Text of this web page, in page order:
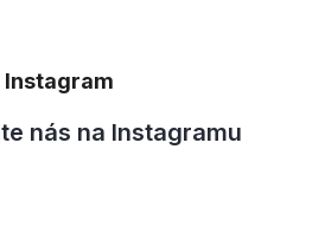
Instagram
nás na Instagramu